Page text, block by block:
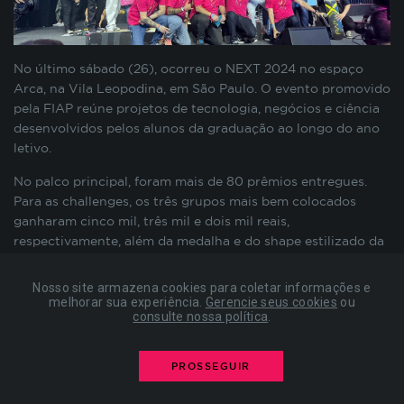
Nosso site armazena cookies para coletar informações e
melhorar sua experiência. Gerencie seus cookies ou
consulte nossa política
PROSSEGUIR
No último sábado (26), ocorreu o NEXT 2024 no espaço
Arca, na Vila Leopodina, em São Paulo. O evento promovido
pela FIAP reúne projetos de tecnologia, negócios e ciência
desenvolvidos pelos alunos da graduação ao longo do ano
letivo.
No palco principal, foram mais de 80 prêmios entregues.
Para as challenges, os três grupos mais bem colocados
ganharam cinco mil, três mil e dois mil reais,
respectivamente, além da medalha e do shape estilizado da
Convidados especiais e influenciadores do ramo de
tecnologia também subiram ao palco para uma rápida
Bittencourt (@tech.juliana),Gabriel Fróes e Vanessa Weber
e Paulo Silveira da
preenchimento de formulários, contagem de
visitas para a medição de performance de
páginas, entre outros. Todos armazenados sem a
possibilidade de identificação pessoal. Ao
configurar seu navegador para bloquear esses
cookies, algumas partes do site podem não
funcionar.
COOKIES DE PUBLICIDADE
Estes cookies são estabelecidos por nossos
compor um perfil sobre seus interesses e, a partir
disso, mostrar anúncios relevantes para você em
outros sites. As informações armazenadas são